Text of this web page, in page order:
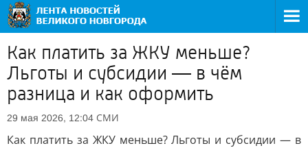
Как платить за ЖКУ меньше?
Льготы и субсидии — в чём
разница и как оформить
29 мая 2026, 12:04 СМИ
Как платить за ЖКУ меньше? Льготы и субсидии — в